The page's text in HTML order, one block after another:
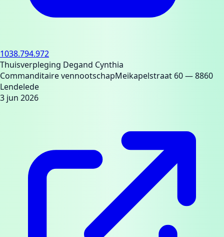
1038.794.972
Thuisverpleging Degand Cynthia
Commanditaire vennootschapMeikapelstraat 60— 8860
Lendelede
3 jun 2026